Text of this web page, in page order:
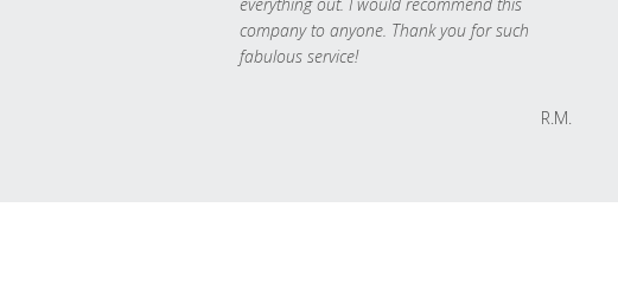
company to anyone. Thank you for such
fabulous service!
R.M.